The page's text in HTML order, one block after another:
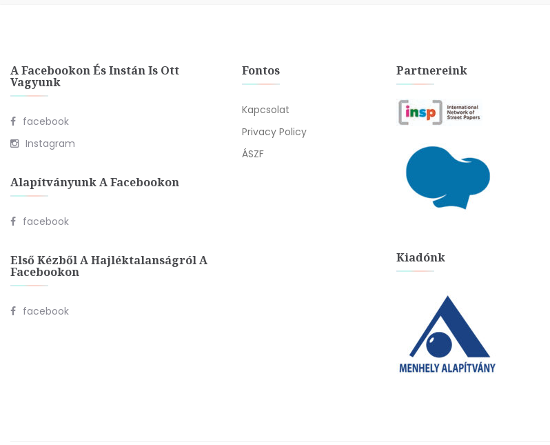
A Facebookon És Instán Is Ott
Vagyunk
facebook
Instagram
Alapítványunk A Facebookon
facebook
Első Kézből A Hajléktalanságról A
Facebookon
facebook
Fontos
Kapcsolat
Privacy Policy
ÁSZF
Partnereink
Kiadónk